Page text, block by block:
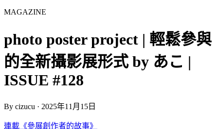
MAGAZINE
photo poster project | 輕鬆參與
的全新攝影展形式 by あこ |
ISSUE #128
By cizucu · 2025年11月15日
連載《參展創作者的故事》